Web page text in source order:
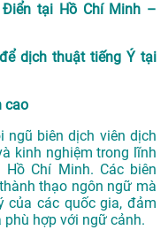
tại Hồ Chí Minh –
dịch thuật tiếng Ý tại
cao
ngũ biên dịch viên dịch
kinh nghiệm trong lĩnh
Hồ Chí Minh. Các biên
thạo ngôn ngữ mà
của các quốc gia, đảm
hợp với ngữ cảnh.